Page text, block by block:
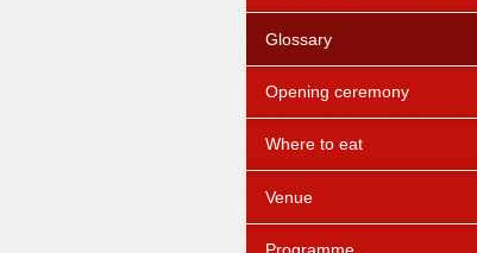
Glossary
Opening ceremony
Where to eat
Venue